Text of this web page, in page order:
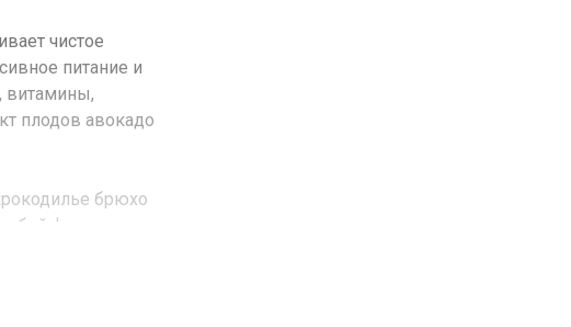
чистое
питание и
витамины,
плодов авокадо
брюхо
фрукт, а
обладают